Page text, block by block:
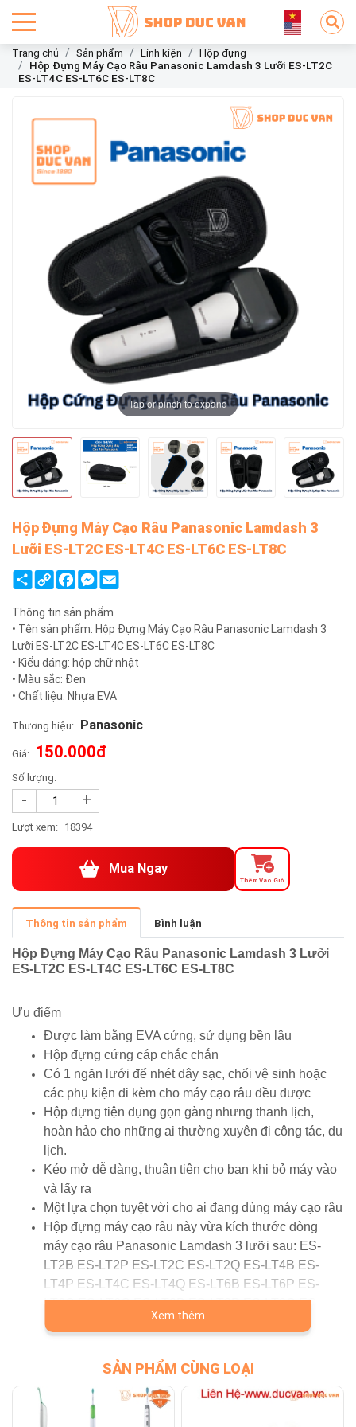
Trang chủ Sản phẩm Linh kiện
Hộp đựng
Hộp Đựng Máy Cạo Râu Panasonic Lamdash 3 Lưỡi ES-LT2C
ES-LT4C ES-LT6C ES-LT8C
Tap or pinch to expand
Hộp Đựng Máy Cạo Râu Panasonic Lamdash 3
Lưỡi ES-LT2C ES-LT4C ES-LT6C ES-LT8C
ShareCopy
Link
FacebookMessenger
Email
Thông tin sản phẩm
• Tên sản phẩm: Hộp Đựng Máy Cạo Râu Panasonic Lamdash 3
Lưỡi ES-LT2C ES-LT4C ES-LT6C ES-LT8C
• Kiểu dáng: hộp chữ nhật
• Màu sắc: Đen
• Chất liệu: Nhựa EVA
Thương hiệu: Panasonic
Giá: 150.000đ
Số lượng:
- +
Lượt xem: 18394
Mua Ngay
Thêm Vào Giỏ
Thông tin sản phẩm Bình luận
Hộp Đựng Máy Cạo Râu Panasonic Lamdash 3 Lưỡi
ES-LT2C ES-LT4C ES-LT6C ES-LT8C
Ưu điểm
Được làm bằng EVA cứng, sử dụng bền lâu
Hộp đựng cứng cáp chắc chắn
Có 1 ngăn lưới để nhét dây sạc, chổi vệ sinh hoặc
các phụ kiện đi kèm cho máy cạo râu đều được
Hộp đựng tiện dụng gọn gàng nhưng thanh lịch,
hoàn hảo cho những ai thường xuyên đi công tác, du
lịch.
Kéo mở dễ dàng, thuận tiện cho bạn khi bỏ máy vào
và lấy ra
Một lựa chọn tuyệt vời cho ai đang dùng máy cạo râu
Hộp đựng máy cạo râu này vừa kích thước dòng
máy cạo râu Panasonic Lamdash 3 lưỡi sau: ES-
LT2B ES-LT2P ES-LT2C ES-LT2Q ES-LT4B ES-
LT4P ES-LT4C ES-LT4Q ES-LT6B ES-LT6P ES-
LT6C ES-LT6Q ES-LT8B ES-LT8P ES-LT8C ES-
LT8Q
Thông tin sản phẩm
Tên sản phẩm: Hộp Đựng Máy Cạo Râu Panasonic
Lamdash 3 Lưỡi ES-LT2C ES-LT4C ES-LT6C ES-
Xem thêm
SẢN PHẨM CÙNG LOẠI